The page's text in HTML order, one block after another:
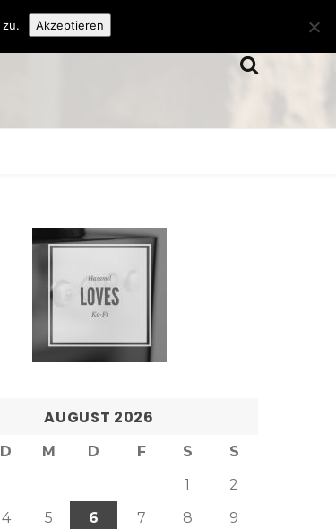
AUGUST 2026
D M D F S
S
1
2
4 5 6 7 8
9
Akzeptieren